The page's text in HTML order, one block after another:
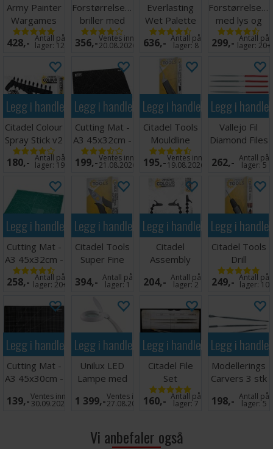
Army Painter
Wargames
Hobby Tool
Kit
428,- Antall på
lager: 12
Forstørrelsesglass
briller med
LED lys
356,-Ventes inn
20.08.2026
Everlasting
Wet Palette
Painter v2
636,- Antall på
lager:8
med lys og
holder
299,- Antall på
lager:20+
Legg i handlekurven
Citadel Colour
Spray Stick v2
180,- Antall på
lager: 19
Legg i handlekurven
Cutting Mat -
A3 45x32cm -
Sort
199,-Ventes inn
21.08.2026
Legg i handlekurven
Citadel Tools
Mouldline
Remover
195,-Ventes inn
19.08.2026
Legg i
Vallejo Fil
Diamond Files
- 5 stk
262,- Antall på
lager:5
Legg i handlekurven
Cutting Mat -
A3 45x32cm -
Grønn
258,- Antall på
lager: 20+
Legg i handlekurven
Citadel Tools
Super Fine
Detail Cutters
394,- Antall på
lager:1
Legg i handlekurven
Citadel
Assembly
Stand v2
204,- Antall på
lager:2
Legg i
Citadel Tools
Drill
249,- Antall på
lager: 10
Legg i handlekurven
Cutting Mat -
A3 45x30cm -
Sort
139,-Ventes inn
30.09.2026
Legg i handlekurven
Unilux LED
Lampe med
1 399,-Ventes inn
27.08.2026
Legg i handlekurven
Citadel File
Set
160,- Antall på
lager:7
Legg i
Modellerings
Carvers 3 stk
- Tosidige
198,- Antall på
lager:5
Vi anbefaler også